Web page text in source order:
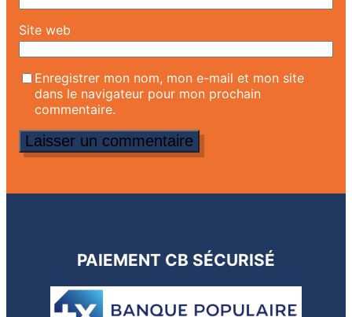
Site web
Enregistrer mon nom, mon e-mail et mon site
dans le navigateur pour mon prochain
commentaire.
PAIEMENT CB SÉCURISÉ